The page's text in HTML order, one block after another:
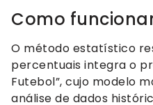
Como
O método estatístico
percentuais integra o
Futebol”, cujo modelo
análise de dados